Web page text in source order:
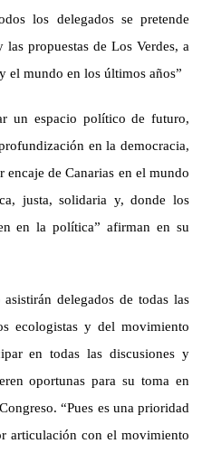
los delegados se pretende
propuestas de Los Verdes, a
el mundo en los últimos años”
un espacio político de futuro,
en la democracia,
de Canarias en el mundo
justa, solidaria y, donde los
en la política” afirman en su
delegados de todas las
ecologistas y del movimiento
en todas las discusiones y
oportunas para su toma en
“Pues es una prioridad
articulación con el movimiento